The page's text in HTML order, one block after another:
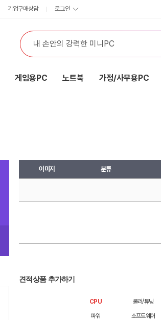
기업구매상담 로그인
검
색
게임용PC 노트북 가정/사무용PC
PC견적내기 테이블로 이미지, 분류, 상품명, 판매가, 수량, 삭제 등의 정보를 제공
이미지
분류
견적상품 추가하기
CPU 쿨러/튜닝
파워
소프트웨어